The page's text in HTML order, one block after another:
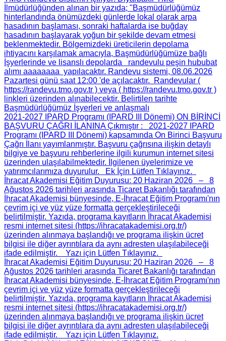
İlmüdürlüğünden alınan bir yazıda; "Başmüdürlüğümüz
hinterlandında önümüzdeki günlerde lokal olarak arpa
hasadının başlaması, sonraki haftalarda ise buğday
hasadının başlayarak yoğun bir şekilde devam etmesi
beklenmektedir. Bölgemizdeki üreticilerin depolama
ihtiyacını karşılamak amacıyla, Başmüdürlüğümüze bağlı
İşyerlerinde ve lisanslı depolarda randevulu peşin hububat
alımı aaaaaaaa yapılacaktır. Randevu sistemi, 08.06.2026
Pazartesi günü saat 12:00 'de açılacaktır. Randevular (
https://randevu.tmo.gov.tr ) veya ( https://randevu.tmo.gov.tr )
linkleri üzerinden alınabilecektir. Belirtilen tarihte
Başmüdürlüğümüz İşyerleri ve anlaşmalı
2021-2027 IPARD Programı (IPARD III Dönemi) ON BİRİNCİ
BAŞVURU ÇAĞRI İLANINA Çıkmıştır : 2021-2027 IPARD
Programı (IPARD III Dönemi) kapsamında On Birinci Başvuru
Çağrı İlanı yayımlanmıştır. Başvuru çağrısına ilişkin detaylı
bilgiye ve başvuru rehberlerine ilgili kurumun internet sitesi
üzerinden ulaşılabilmektedir. İlgilenen üyelerimize ve
yatırımcılarımıza duyurulur. Ek İçin Lütfen Tıklayınız.
İhracat Akademisi Eğitim Duyurusu: 20 Haziran 2026 – 8
Ağustos 2026 tarihleri arasında Ticaret Bakanlığı tarafından
İhracat Akademisi bünyesinde, E-İhracat Eğitim Programı'nın
çevrim içi ve yüz yüze formatta gerçekleştirileceği
belirtilmiştir. Yazıda, programa kayıtların İhracat Akademisi
resmi internet sitesi (https://ihracatakademisi.org.tr/)
üzerinden alınmaya başlandığı ve programa ilişkin ücret
bilgisi ile diğer ayrıntılara da aynı adresten ulaşılabileceği
ifade edilmiştir. Yazı için Lütfen Tıklayınız.
İhracat Akademisi Eğitim Duyurusu: 20 Haziran 2026 – 8
Ağustos 2026 tarihleri arasında Ticaret Bakanlığı tarafından
İhracat Akademisi bünyesinde, E-İhracat Eğitim Programı'nın
çevrim içi ve yüz yüze formatta gerçekleştirileceği
belirtilmiştir. Yazıda, programa kayıtların İhracat Akademisi
resmi internet sitesi (https://ihracatakademisi.org.tr/)
üzerinden alınmaya başlandığı ve programa ilişkin ücret
bilgisi ile diğer ayrıntılara da aynı adresten ulaşılabileceği
ifade edilmiştir. Yazı için Lütfen Tıklayınız.